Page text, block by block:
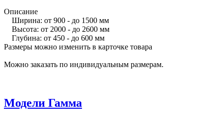
Описание
Ширина: от 900 - до 1500 мм
Высота: от 2000 - до 2600 мм
Глубина: от 450 - до 600 мм
Размеры можно изменить в карточке товара
Можно заказать по индивидуальным размерам.
Модели Гамма